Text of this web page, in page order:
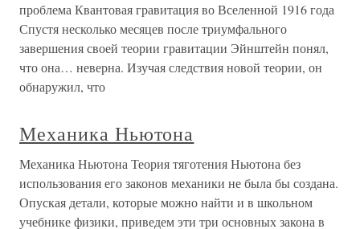
проблема Квантовая гравитация во Вселенной 1916 года
Спустя несколько месяцев после триумфального
завершения своей теории гравитации Эйнштейн понял,
что она… неверна. Изучая следствия новой теории, он
обнаружил, что
Механика Ньютона
Механика Ньютона Теория тяготения Ньютона без
использования его законов механики не была бы создана.
Опуская детали, которые можно найти и в школьном
учебнике физики, приведем эти три основных закона в